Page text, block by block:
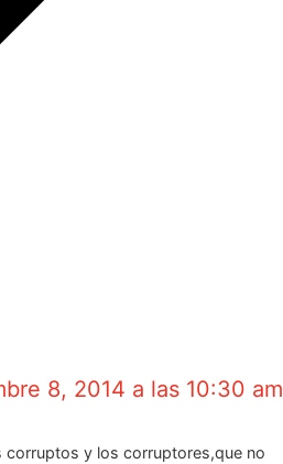
8, 2014 a las 10:30 am
corruptos y los corruptores,que no